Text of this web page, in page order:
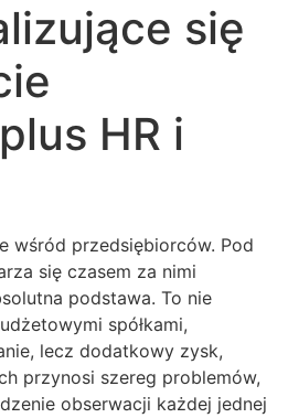
się
HR i
wśród przedsiębiorców. Pod
się czasem za nimi
podstawa. To nie
spółkami,
lecz dodatkowy zysk,
przynosi szereg problemów,
obserwacji każdej jednej